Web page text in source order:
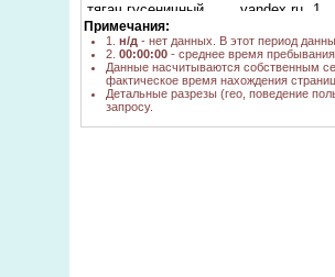
тягач гусеничный
yandex.ru
1
видео тягач атс 59
тягач ГАЗ-71
yandex.ru 1
тягач на гусеничном
ходу АТС-59
yandex.ru 1
тягач атс59
yandex.ru 1
Примечания:
1. н/д - нет данных. В этот период
2. 00:00:00 - среднее время
Данные насчитываются собственным
фактическое время нахождения
Детальные разрезы (гео, поведение
запросу.